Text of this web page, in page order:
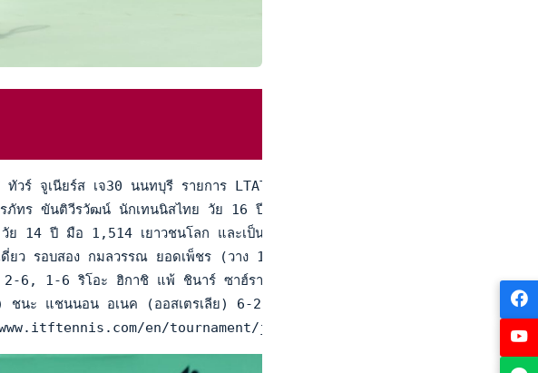
วร์ จูเนียร์ส เจ30 นนทบุรี รายการ LTAT - ITF JUNIORS J30 (แอลทีเอที -
ทร ขันติวีรวัฒน์ นักเทนนิสไทย วัย 16 ปี ดีกรีเยาวชนทีมชาติไทยชุดปัจจุบัน มือ
14 ปี มือ 1,514 เยาวชนโลก และเป็นเยาวชนทีมชาติไทยชุดปัจจุบัน ทำผลงานใน
ยว รอบสอง กมลวรรณ ยอดเพ็ชร (วาง 1) ชนะ วันใส กสิกรรมไพบูลย์ 6-3,
6, 1-6 ริโอะ ฮิกาชิ แพ้ ชินาร์ ซาฮ์รา ชูเคย์นา เฮริยาดี้ ซุงโกโร่ (อินโดนีเซีย
นะ แชนนอน อเนค (ออสเตรเลีย) 6-2, 6-2 ริว โกฏิกุล ชนะ ฮง กิ่ว เลา (ว
en/tournament/j30-nonthaburi/tha/2023/j-j30-